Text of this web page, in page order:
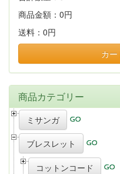
商品金額： 0円
送料： 0円
カ
商品カテゴリー
ミサンガ
ブレスレット
コットンコード